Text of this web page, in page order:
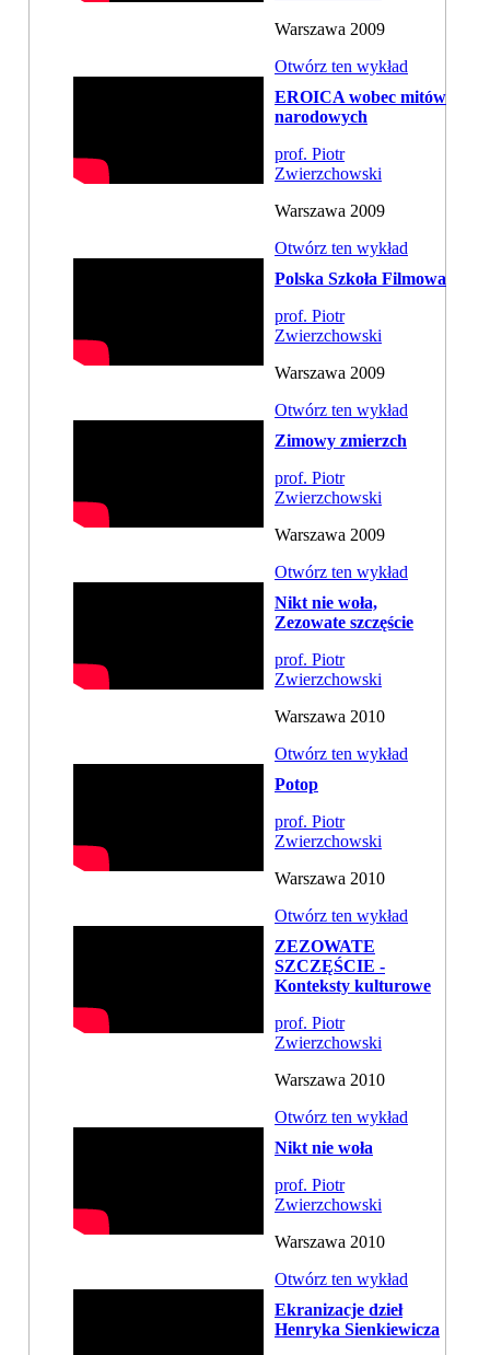
Warszawa 2009
Otwórz ten wykład
EROICA wobec mitów
narodowych
prof. Piotr
Zwierzchowski
Warszawa 2009
Otwórz ten wykład
Polska Szkoła Filmowa
prof. Piotr
Zwierzchowski
Warszawa 2009
Otwórz ten wykład
Zimowy zmierzch
prof. Piotr
Zwierzchowski
Warszawa 2009
Otwórz ten wykład
Nikt nie woła,
Zezowate szczęście
prof. Piotr
Zwierzchowski
Warszawa 2010
Otwórz ten wykład
Potop
prof. Piotr
Zwierzchowski
Warszawa 2010
Otwórz ten wykład
ZEZOWATE
SZCZĘŚCIE -
Konteksty kulturowe
prof. Piotr
Zwierzchowski
Warszawa 2010
Otwórz ten wykład
Nikt nie woła
prof. Piotr
Zwierzchowski
Warszawa 2010
Otwórz ten wykład
Ekranizacje dzieł
Henryka Sienkiewicza